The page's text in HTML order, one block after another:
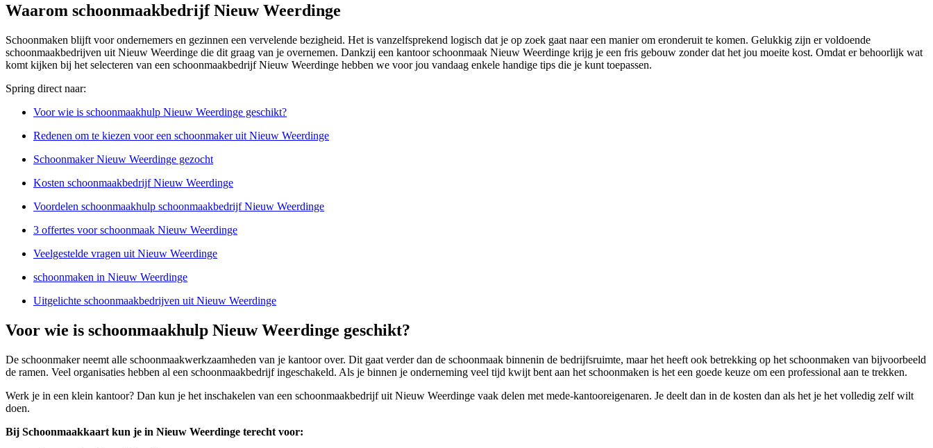
Waarom schoonmaakbedrijf Nieuw Weerdinge
Schoonmaken blijft voor ondernemers en gezinnen een vervelende bezigheid. Het is vanzelfsprekend logisch dat je op zoek gaat naar een manier om eronderuit te komen. Gelukkig zijn er voldoende
schoonmaakbedrijven uit Nieuw Weerdinge die dit graag van je overnemen. Dankzij een kantoor schoonmaak Nieuw Weerdinge krijg je een fris gebouw zonder dat het jou moeite kost. Omdat er behoorlijk wat
komt kijken bij het selecteren van een schoonmaakbedrijf Nieuw Weerdinge hebben we voor jou vandaag enkele handige tips die je kunt toepassen.
Spring direct naar:
Voor wie is schoonmaakhulp Nieuw Weerdinge geschikt?
Redenen om te kiezen voor een schoonmaker uit Nieuw Weerdinge
Schoonmaker Nieuw Weerdinge gezocht
Kosten schoonmaakbedrijf Nieuw Weerdinge
Voordelen schoonmaakhulp schoonmaakbedrijf Nieuw Weerdinge
3 offertes voor schoonmaak Nieuw Weerdinge
Veelgestelde vragen uit Nieuw Weerdinge
schoonmaken in Nieuw Weerdinge
Uitgelichte schoonmaakbedrijven uit Nieuw Weerdinge
Voor wie is schoonmaakhulp Nieuw Weerdinge geschikt?
De schoonmaker neemt alle schoonmaakwerkzaamheden van je kantoor over. Dit gaat verder dan de schoonmaak binnenin de bedrijfsruimte, maar het heeft ook betrekking op het schoonmaken van bijvoorbeeld
de ramen. Veel organisaties hebben al een schoonmaakbedrijf ingeschakeld. Als je binnen je onderneming veel tijd kwijt bent aan het schoonmaken is het een goede keuze om een professional aan te trekken.
Werk je in een klein kantoor? Dan kun je het inschakelen van een schoonmaakbedrijf uit Nieuw Weerdinge vaak delen met mede-kantooreigenaren. Je deelt dan in de kosten dan als het je het volledig zelf wilt
doen.
Bij Schoonmaakkaart kun je in Nieuw Weerdinge terecht voor: